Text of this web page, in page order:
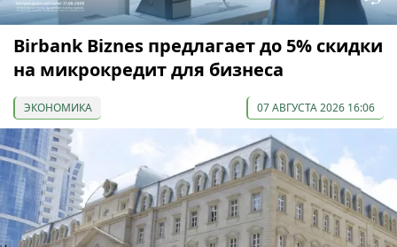
Birbank Biznes предлагает до 5% скидки
на микрокредит для бизнеса
ЭКОНОМИКА 07 АВГУСТА 2026 16:06